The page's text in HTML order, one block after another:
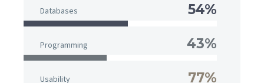
Databases 54%
Programming 43%
Usability 77%